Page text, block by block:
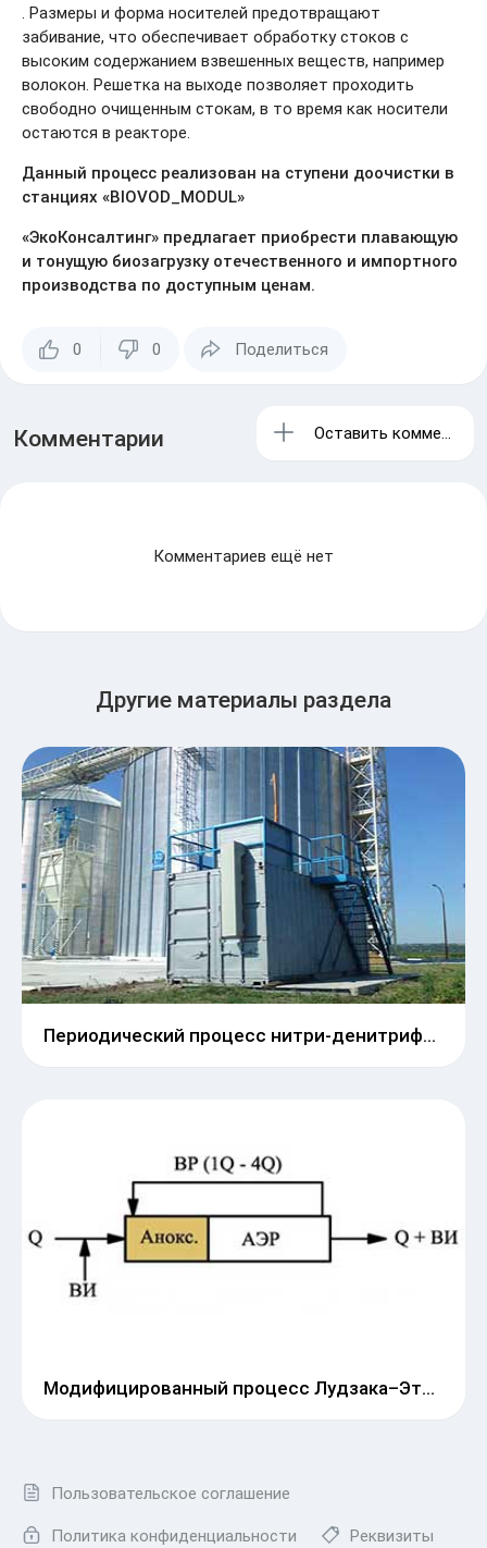
. Размеры и форма носителей предотвращают
забивание, что обеспечивает обработку стоков с
высоким содержанием взвешенных веществ, например
волокон. Решетка на выходе позволяет проходить
свободно очищенным стокам, в то время как носители
остаются в реакторе.
Данный процесс реализован на ступени доочистки в
станциях «BIOVOD_MODUL»
«ЭкоКонсалтинг» предлагает приобрести плавающую
и тонущую биозагрузку отечественного и импортного
производства по доступным ценам.
0 0 Поделиться
Комментарии Оставить
Комментариев ещё нет
Другие материалы раздела
Периодический процесс нитри-денитрификации MBR
Модифицированный процесс Лудзака–Эттингера (МЛЭ)
Пользовательское соглашение
Политика конфиденциальности Реквизиты